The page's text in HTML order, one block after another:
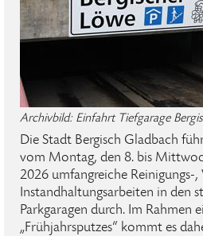
Archivbild: Einfahrt Tiefgarage
Die Stadt Bergisch Gladbach
vom Montag, den 8. bis
2026 umfangreiche Reinigungs-
Instandhaltungsarbeiten in den
Parkgaragen durch. Im Rahmen
„Frühjahrsputzes“ kommt es